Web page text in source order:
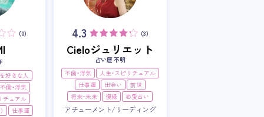
(0)
好きな人
不倫・浮気
チュアル
仕事運
4.3 (3)
Cieloジュリエット
占い歴 不明
不倫・浮気
人生・スピリチュアル
仕事運
出会い
前世
将来・未来
復縁 恋愛占い
アチューメント/リーディング